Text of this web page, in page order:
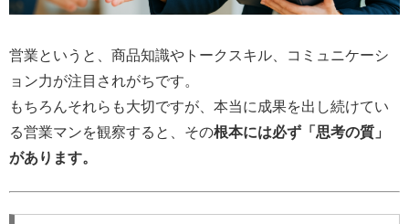
営業というと、商品知識やトークスキル、コミュニケーシ
ョン力が注目されがちです。
もちろんそれらも大切ですが、本当に成果を出し続けてい
る営業マンを観察すると、その根本には必ず「思考の質」
があります。